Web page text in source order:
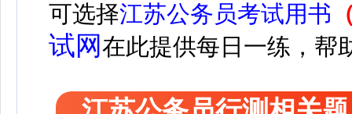
可选择江苏公务员考试用书
试网在此提供每日一练，帮